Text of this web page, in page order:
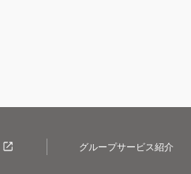
グループサービス紹介